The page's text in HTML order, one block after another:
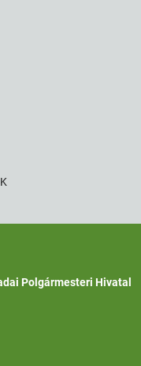
Polgármesteri Hivatal